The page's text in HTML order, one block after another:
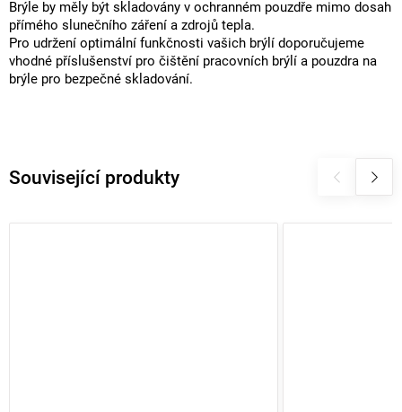
Související produkty
Brýle by měly být skladovány v ochranném pouzdře mimo dosah
přímého slunečního záření a zdrojů tepla.
Pro udržení optimální funkčnosti vašich brýlí doporučujeme
vhodné příslušenství pro čištění pracovních brýlí a pouzdra na
brýle pro bezpečné skladování.